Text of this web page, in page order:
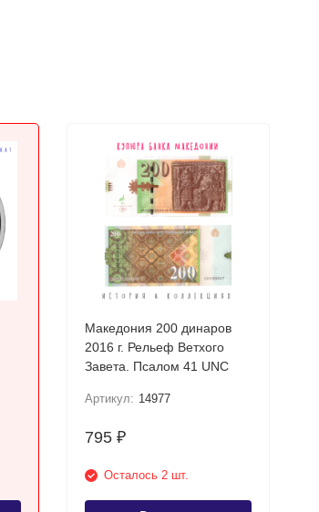
Македония 200 динаров
2016 г. Рельеф Ветхого
Завета. Псалом 41 UNC
Артикул: 14977
795₽
Осталось 2 шт.